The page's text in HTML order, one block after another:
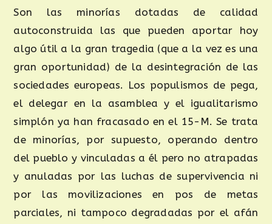
Son las minorías dotadas de calidad
autoconstruida las que pueden aportar hoy
algo útil a la gran tragedia (que a la vez es una
gran oportunidad) de la desintegración de las
sociedades europeas. Los populismos de pega,
el delegar en la asamblea y el igualitarismo
simplón ya han fracasado en el 15-M. Se trata
de minorías, por supuesto, operando dentro
del pueblo y vinculadas a él pero no atrapadas
y anuladas por las luchas de supervivencia ni
por las movilizaciones en pos de metas
parciales, ni tampoco degradadas por el afán